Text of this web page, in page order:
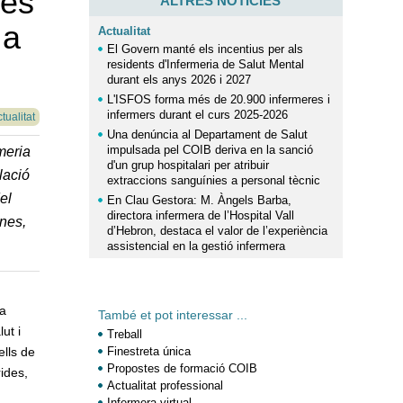
i
de
Actualitat
El Govern manté els incentius per als
residents d'Infermeria de Salut Mental
durant els anys 2026 i 2027
L'ISFOS forma més de 20.900 infermeres i
infermers durant el curs 2025-2026
Una denúncia al Departament de Salut
impulsada pel COIB deriva en la sanció
d'un grup hospitalari per atribuir
extraccions sanguínies a personal tècnic
En Clau Gestora: M. Àngels Barba,
directora infermera de l’Hospital Vall
d’Hebron, destaca el valor de l’experiència
assistencial en la gestió infermera
També et pot interessar ...
Treball
Finestreta única
Propostes de formació COIB
Actualitat professional